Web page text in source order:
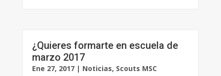
¿Quieres formarte en escuela de
marzo 2017
Ene 27, 2017| Noticias, Scouts MSC